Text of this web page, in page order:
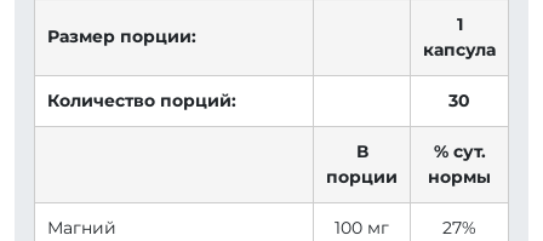
Размер порции:
1
капсула
Количество порций: 30
В
порции
% сут.
нормы
Магний 100 мг 27%